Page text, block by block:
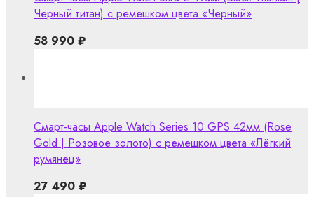
Чёрный титан) с ремешком цвета «Чёрный»
58 990 ₽
Смарт-часы Apple Watch Series 10 GPS 42мм (Rose
Gold | Розовое золото) с ремешком цвета «Лёгкий
румянец»
27 490 ₽